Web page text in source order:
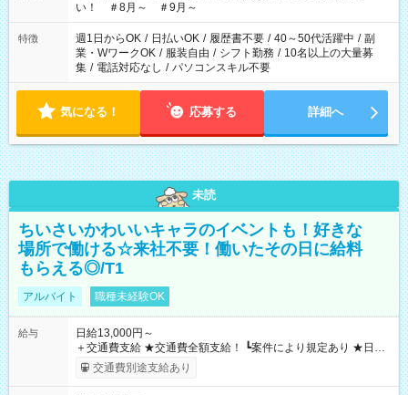
い！ ＃8月～ ＃9月～
特徴 週1日からOK / 日払いOK / 履歴書不要 / 40～50代活躍中 / 副
業・WワークOK / 服装自由 / シフト勤務 / 10名以上の大量募
集 / 電話対応なし / パソコンスキル不要
気になる！ 応募する 詳細へ
未読
ちいさいかわいいキャラのイベントも！好きな
場所で働ける☆来社不要！働いたその日に給料
もらえる◎/T1
アルバイト 職種未経験OK
給与
日給13,000円～
＋交通費支給 ★交通費全額支給！ ┗案件により規定あり ★日払
いOK！（規定あり） ┗働いたその日に現金GET♪ お仕事後はコ
ンビニATMから 日払い分を引き落とせます！ 【試用期間】試
交通費別途支給あり